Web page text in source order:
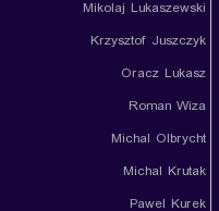
Mikolaj Lukaszewski
Krzysztof Juszczyk
Oracz Lukasz
Roman Wiza
Michal Olbrycht
Michal Krutak
Pawel Kurek